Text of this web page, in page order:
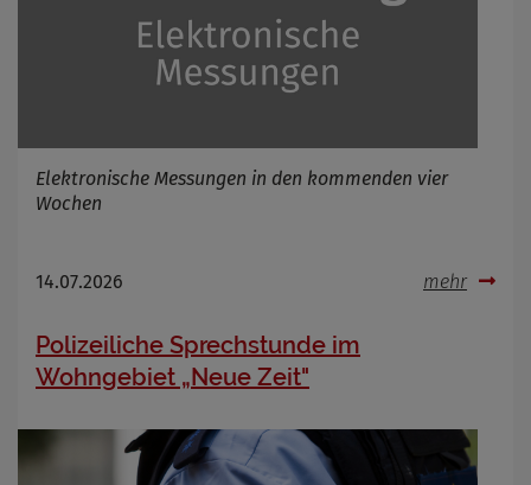
Elektronische Messungen in den kommenden vier
Wochen
14.07.2026 mehr
Polizeiliche Sprechstunde im
Wohngebiet „Neue Zeit"